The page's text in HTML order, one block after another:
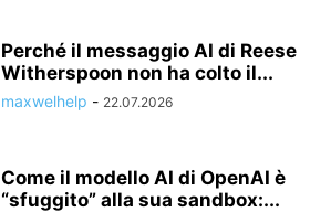
Perché il messaggio AI di Reese
Witherspoon non ha colto il...
maxwelhelp - 22.07.2026
Come il modello AI di OpenAI è
“sfuggito” alla sua sandbox:...